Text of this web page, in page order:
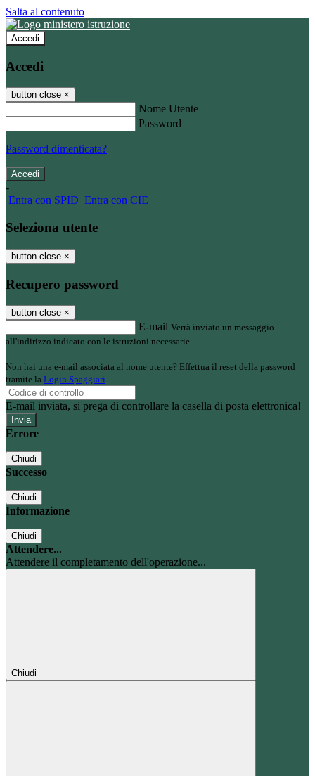
Salta al contenuto
Accedi
Accedi
button close ×
Nome Utente
Password
Password dimenticata?
-
Entra con SPID Entra con CIE
Seleziona utente
button close ×
Recupero password
button close ×
E-mail Verrà inviato un messaggio
all'indirizzo indicato con le istruzioni necessarie.
Non hai una e-mail associata al nome utente? Effettua il reset della password
tramite la Login Spaggiari
E-mail inviata, si prega di controllare la casella di posta elettronica!
Errore
Chiudi
Successo
Chiudi
Informazione
Chiudi
Attendere...
Attendere il completamento dell'operazione...
Chiudi